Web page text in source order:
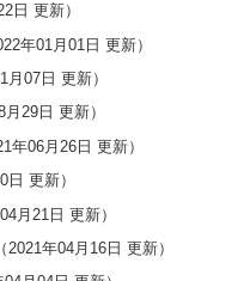
日 更新）
年01月01日 更新）
月07日 更新）
月29日 更新）
年06月26日 更新）
日 更新）
月21日 更新）
（2021年04月16日 更新）